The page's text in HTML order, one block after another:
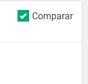
Comparar